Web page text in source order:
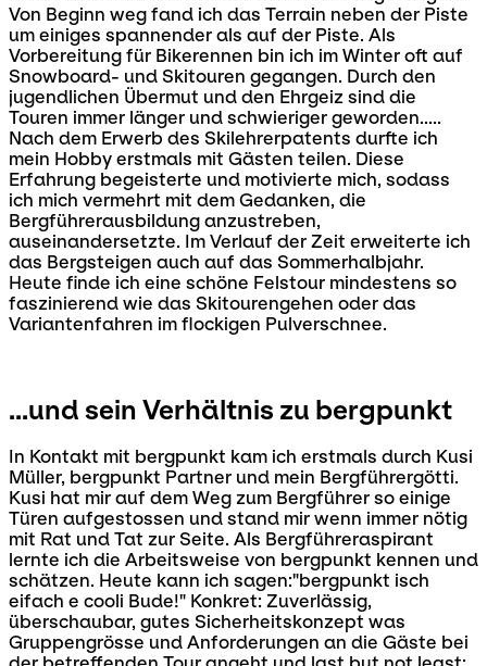
Von Beginn weg fand ich das Terrain neben der Piste
um einiges spannender als auf der Piste. Als
Vorbereitung für Bikerennen bin ich im Winter oft auf
Snowboard- und Skitouren gegangen. Durch den
jugendlichen Übermut und den Ehrgeiz sind die
Touren immer länger und schwieriger geworden.....
Nach dem Erwerb des Skilehrerpatents durfte ich
mein Hobby erstmals mit Gästen teilen. Diese
Erfahrung begeisterte und motivierte mich, sodass
ich mich vermehrt mit dem Gedanken, die
Bergführerausbildung anzustreben,
auseinandersetzte. Im Verlauf der Zeit erweiterte ich
das Bergsteigen auch auf das Sommerhalbjahr.
Heute finde ich eine schöne Felstour mindestens so
faszinierend wie das Skitourengehen oder das
Variantenfahren im flockigen Pulverschnee.
...und sein Verhältnis zu bergpunkt
In Kontakt mit bergpunkt kam ich erstmals durch Kusi
Müller, bergpunkt Partner und mein Bergführergötti.
Kusi hat mir auf dem Weg zum Bergführer so einige
Türen aufgestossen und stand mir wenn immer nötig
mit Rat und Tat zur Seite. Als Bergführeraspirant
lernte ich die Arbeitsweise von bergpunkt kennen und
schätzen. Heute kann ich sagen:"bergpunkt isch
eifach e cooli Bude!" Konkret: Zuverlässig,
überschaubar, gutes Sicherheitskonzept was
Gruppengrösse und Anforderungen an die Gäste bei